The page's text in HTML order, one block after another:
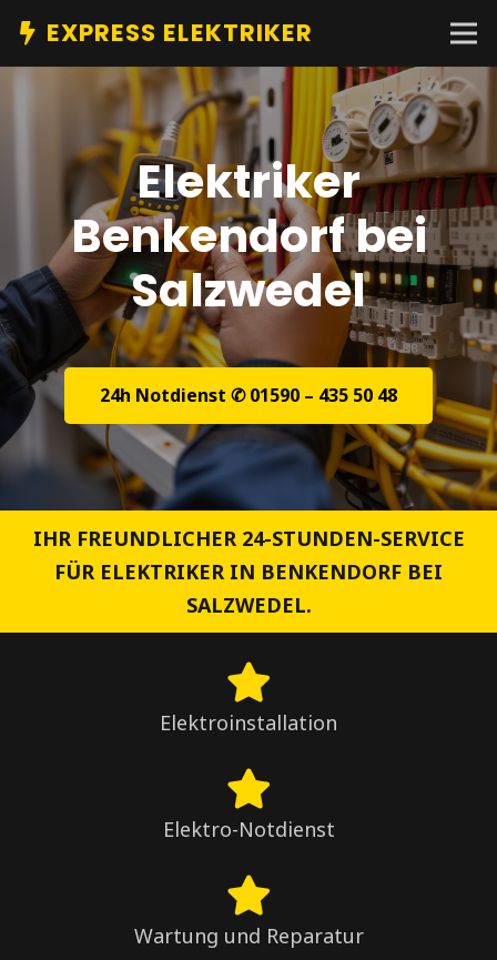
EXPRESS ELEKTRIKER
Elektriker
Benkendorf bei
Salzwedel
24h Notdienst ✆ 01590 – 435 50 48
IHR FREUNDLICHER 24-STUNDEN-SERVICE
FÜR ELEKTRIKER IN BENKENDORF BEI
SALZWEDEL.
Elektroinstallation
Elektro-Notdienst
Wartung und Reparatur